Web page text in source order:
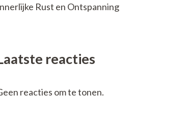
Rust en Ontspanning
reacties
reacties om te tonen.